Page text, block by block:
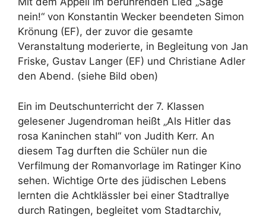
nein!“ von Konstantin Wecker beendeten Simon
Krönung (EF), der zuvor die gesamte
Veranstaltung moderierte, in Begleitung von Jan
Friske, Gustav Langer (EF) und Christiane Adler
den Abend. (siehe Bild oben)
Ein im Deutschunterricht der 7. Klassen
gelesener Jugendroman heißt „Als Hitler das
rosa Kaninchen stahl“ von Judith Kerr. An
diesem Tag durften die Schüler nun die
Verfilmung der Romanvorlage im Ratinger Kino
sehen. Wichtige Orte des jüdischen Lebens
lernten die Achtklässler bei einer Stadtrallye
durch Ratingen, begleitet vom Stadtarchiv,